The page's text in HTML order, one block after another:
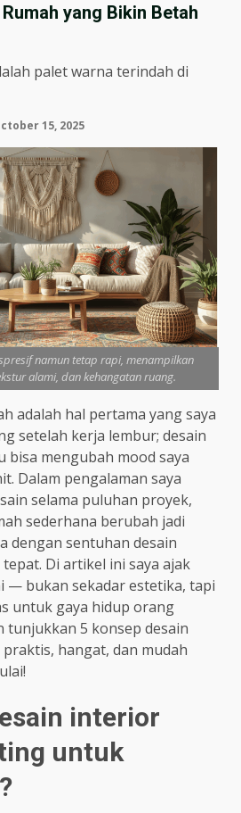
yang Bikin Betah
palet warna terindah di
15, 2025
namun tetap rapi, menampilkan
alami, dan kehangatan ruang.
adalah hal pertama yang saya
setelah kerja lembur; desain
bisa mengubah mood saya
Dalam pengalaman saya
selama puluhan proyek,
sederhana berubah jadi
dengan sentuhan desain
Di artikel ini saya ajak
— bukan sekadar estetika, tapi
untuk gaya hidup orang
tunjukkan 5 konsep desain
hangat, dan mudah
interior
untuk